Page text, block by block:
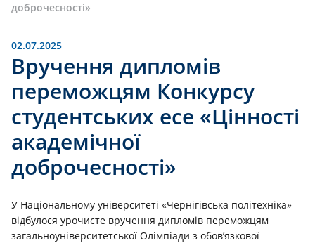
доброчесності»
02.07.2025
Вручення дипломів
переможцям Конкурсу
студентських есе «Цінності
академічної
доброчесності»
У Національному університеті «Чернігівська політехніка»
відбулося урочисте вручення дипломів переможцям
загальноуніверситетської Олімпіади з обов’язкової